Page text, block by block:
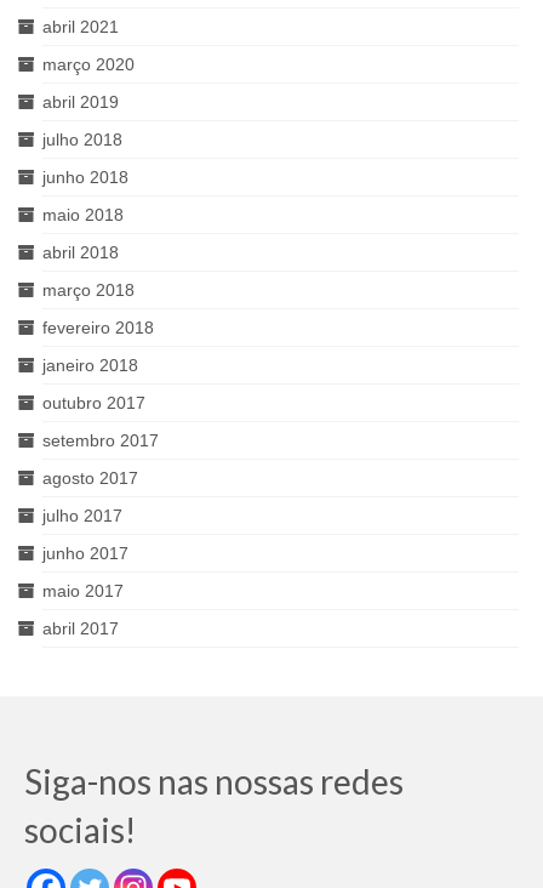
abril 2021
março 2020
abril 2019
julho 2018
junho 2018
maio 2018
abril 2018
março 2018
fevereiro 2018
janeiro 2018
outubro 2017
setembro 2017
agosto 2017
julho 2017
junho 2017
maio 2017
abril 2017
Siga-nos nas nossas redes
sociais!